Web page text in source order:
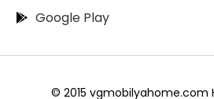
Google Play
© 2015 vgmobilyahome.com